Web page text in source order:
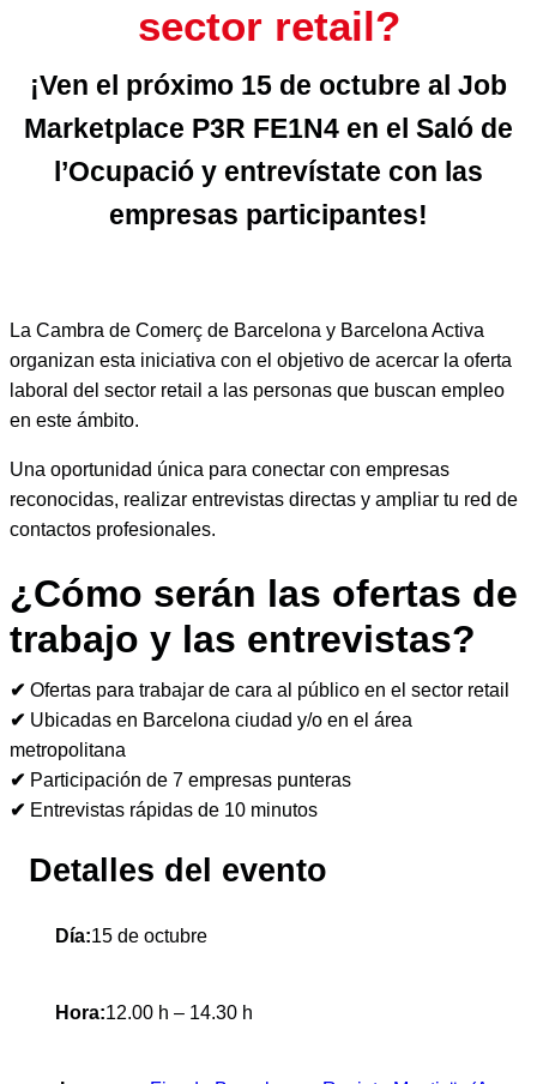
sector retail?
¡Ven el próximo 15 de octubre al Job
Marketplace P3R FE1N4 en el Saló de
l’Ocupació y entrevístate con las
empresas participantes!
La Cambra de Comerç de Barcelona y Barcelona Activa
organizan esta iniciativa con el objetivo de acercar la oferta
laboral del sector retail a las personas que buscan empleo
en este ámbito.
Una oportunidad única para conectar con empresas
reconocidas, realizar entrevistas directas y ampliar tu red de
contactos profesionales.
¿Cómo serán las ofertas de
trabajo y las entrevistas?
✔︎ Ofertas para trabajar de cara al público en el sector retail
✔︎ Ubicadas en Barcelona ciudad y/o en el área
metropolitana
✔︎ Participación de 7 empresas punteras
✔︎ Entrevistas rápidas de 10 minutos
Detalles del evento
Día:15 de octubre
Hora:12.00 h – 14.30 h